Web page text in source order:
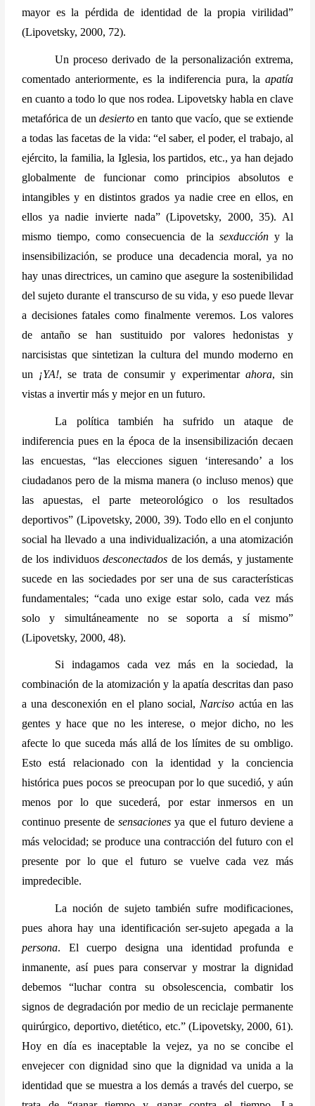
mayor es la pérdida de identidad de la propia virilidad”
(Lipovetsky, 2000, 72).
Un proceso derivado de la personalización extrema,
comentado anteriormente, es la indiferencia pura, la apatía
en cuanto a todo lo que nos rodea. Lipovetsky habla en clave
metafórica de un desierto en tanto que vacío, que se extiende
a todas las facetas de la vida: “el saber, el poder, el trabajo, al
ejército, la familia, la Iglesia, los partidos, etc., ya han dejado
globalmente de funcionar como principios absolutos e
intangibles y en distintos grados ya nadie cree en ellos, en
ellos ya nadie invierte nada” (Lipovetsky, 2000, 35). Al
mismo tiempo, como consecuencia de la sexducción y la
insensibilización, se produce una decadencia moral, ya no
hay unas directrices, un camino que asegure la sostenibilidad
del sujeto durante el transcurso de su vida, y eso puede llevar
a decisiones fatales como finalmente veremos. Los valores
de antaño se han sustituido por valores hedonistas y
narcisistas que sintetizan la cultura del mundo moderno en
un
¡YA!, se trata de consumir y experimentar ahora, sin
vistas a invertir más y mejor en un futuro.
La política también ha sufrido un ataque de
indiferencia pues en la época de la insensibilización decaen
las encuestas, “las elecciones siguen ‘interesando’ a los
ciudadanos pero de la misma manera (o incluso menos) que
las apuestas, el parte meteorológico o los resultados
deportivos” (Lipovetsky, 2000, 39). Todo ello en el conjunto
social ha llevado a una individualización, a una atomización
de los individuos desconectados de los demás, y justamente
sucede en las sociedades por ser una de sus características
fundamentales; “cada uno exige estar solo, cada vez más
solo y simultáneamente no se soporta a sí mismo”
(Lipovetsky, 2000, 48).
Si indagamos cada vez más en la sociedad, la
combinación de la atomización y la apatía descritas dan paso
a una desconexión en el plano social, Narciso actúa en las
gentes y hace que no les interese, o mejor dicho, no les
afecte lo que suceda más allá de los límites de su ombligo.
Esto está relacionado con la identidad y la conciencia
histórica pues pocos se preocupan por lo que sucedió, y aún
menos por lo que sucederá, por estar inmersos en un
continuo presente de sensaciones ya que el futuro deviene a
más velocidad; se produce una contracción del futuro con el
presente por lo que el futuro se vuelve cada vez más
impredecible.
La noción de sujeto también sufre modificaciones,
persona. El cuerpo designa una identidad profunda e
inmanente, así pues para conservar y mostrar la dignidad
debemos “luchar contra su obsolescencia, combatir los
signos de degradación por medio de un reciclaje permanente
quirúrgico, deportivo, dietético, etc.” (Lipovetsky, 2000, 61).
Hoy en día es inaceptable la vejez, ya no se concibe el
envejecer con dignidad sino que la dignidad va unida a la
identidad que se muestra a los demás a través del cuerpo, se